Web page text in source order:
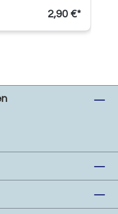
2,90 €*